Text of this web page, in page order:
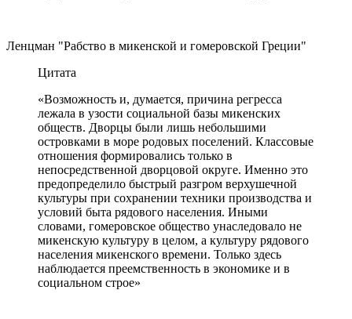
Ленцман "Рабство в микенской и гомеровской Греции"
Цитата
«Возможность и, думается, причина регресса
лежала в узости социальной базы микенских
обществ. Дворцы были лишь небольшими
островками в море родовых поселений. Классовые
отношения формировались только в
непосредственной дворцовой округе. Именно это
предопределило быстрый разгром верхушечной
культуры при сохранении техники производства и
условий быта рядового населения. Иными
словами, гомеровское общество унаследовало не
микенскую культуру в целом, а культуру рядового
населения микенского времени. Только здесь
наблюдается преемственность в экономике и в
социальном строе»